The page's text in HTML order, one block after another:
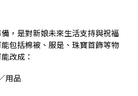
，是對新娘未來生活支持與祝福
包括棉被、服是、珠寶首飾等物
改成：
用品